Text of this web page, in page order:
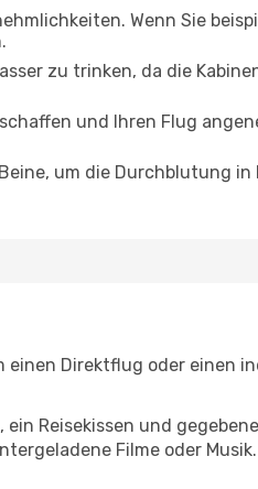
Wenn Sie
zu trinken, da die
und Ihren Flug
um die Durchblutung in
einen Direktflug oder einen
Reisekissen und
Filme oder Musik.